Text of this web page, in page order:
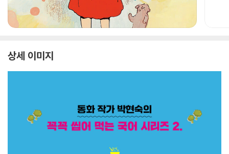
상세 이미지